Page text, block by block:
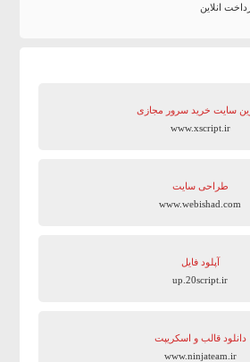
انلاین
سایت‌ خرید سرور مجازی
www.xscript.ir
طراحی سایت
www.webishad.com
آپلود فایل
up.20script.ir
دانلود قالب و اسکریپت
www.ninjateam.ir